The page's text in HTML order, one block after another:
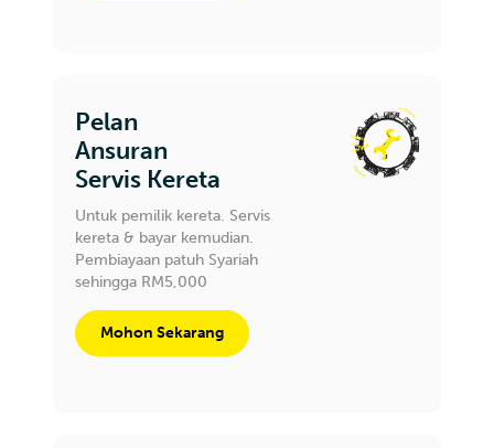
Pelan
Ansuran
Servis Kereta
Untuk pemilik kereta. Servis
kereta & bayar kemudian.
Pembiayaan patuh Syariah
sehingga RM5,000
Mohon Sekarang